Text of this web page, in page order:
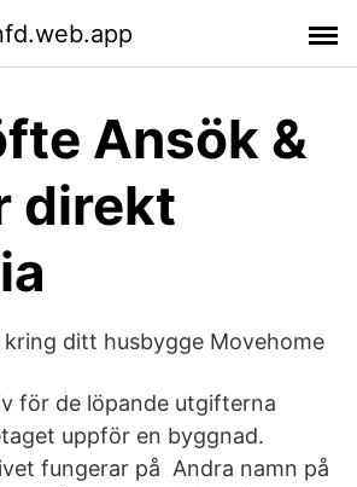
Ansök &
direkt
ditt husbygge Movehome
för de löpande utgifterna
uppför en byggnad.
fungerar på Andra namn på